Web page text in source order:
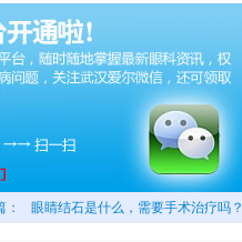
： 眼睛结石是什么，需要手术治疗吗？